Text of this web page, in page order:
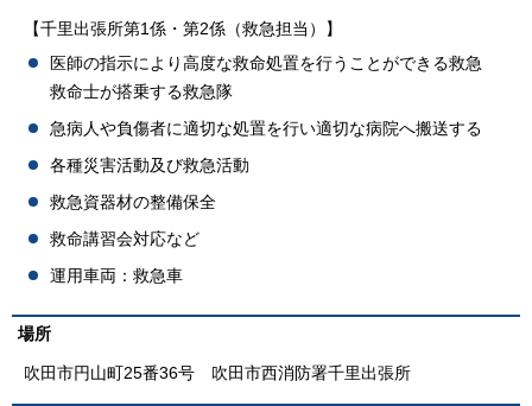
【千里出張所第1係・第2係（救急担当）】
医師の指示により高度な救命処置を行うことができる救急
救命士が搭乗する救急隊
急病人や負傷者に適切な処置を行い適切な病院へ搬送する
各種災害活動及び救急活動
救急資器材の整備保全
救命講習会対応など
運用車両：救急車
場所
吹田市円山町25番36号 吹田市西消防署千里出張所